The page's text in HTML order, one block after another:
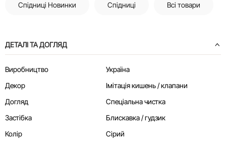
Спідниці Новинки Спідниці Всі товари
ДЕТАЛІ ТА ДОГЛЯД
Виробництво
Україна
Декор
Імітація кишень / клапани
Догляд
Спеціальна чистка
Застібка
Блискавка / гудзик
Колір
Сірий